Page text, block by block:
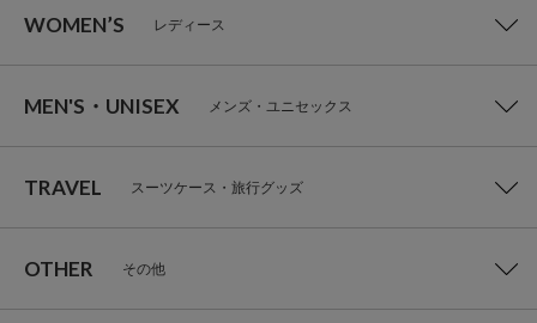
WOMEN’S レディース
MEN'S・UNISEX メンズ・ユニセックス
TRAVEL スーツケース・旅行グッズ
OTHER その他